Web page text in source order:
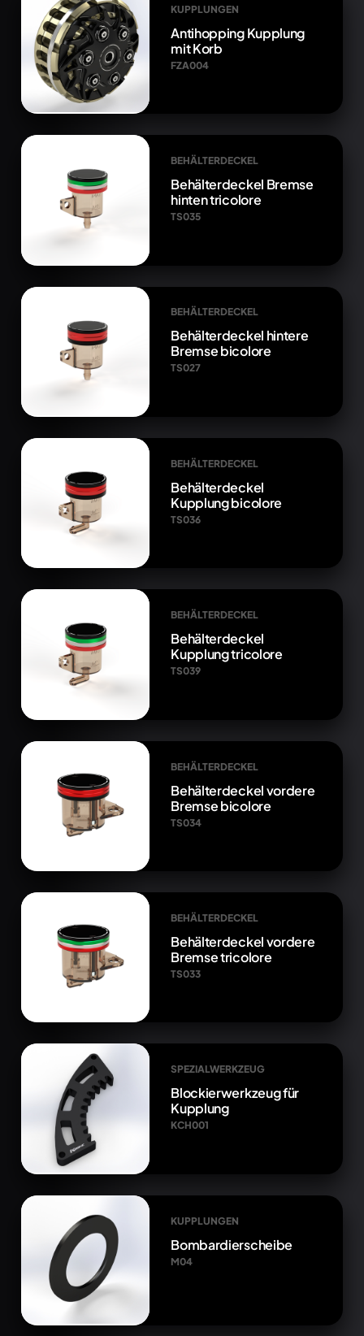
KUPPLUNGEN
Antihopping Kupplung
mit Korb
FZA004
BEHÄLTERDECKEL
Behälterdeckel Bremse
hinten tricolore
TS035
BEHÄLTERDECKEL
Behälterdeckel hintere
Bremse bicolore
TS027
BEHÄLTERDECKEL
Behälterdeckel
Kupplung bicolore
TS036
BEHÄLTERDECKEL
Behälterdeckel
Kupplung tricolore
TS039
BEHÄLTERDECKEL
Behälterdeckel vordere
Bremse bicolore
TS034
BEHÄLTERDECKEL
Behälterdeckel vordere
Bremse tricolore
TS033
SPEZIALWERKZEUG
Blockierwerkzeug für
Kupplung
KCH001
KUPPLUNGEN
Bombardierscheibe
M04